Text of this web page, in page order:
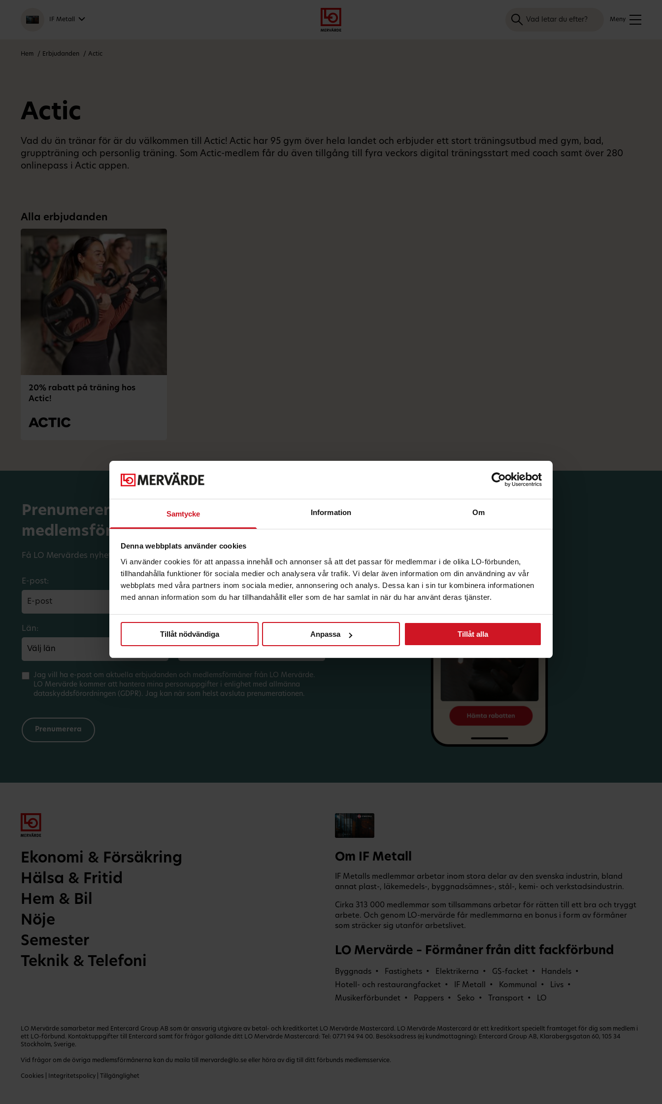
Samtycke Information Om
Denna webbplats använder cookies
Vi använder cookies för att anpassa innehåll och annonser så att det passar för medlemmar i de olika LO-förbunden,
tillhandahålla funktioner för sociala medier och analysera vår trafik. Vi delar även information om din användning av vår
webbplats med våra partners inom sociala medier, annonsering och analys. Dessa kan i sin tur kombinera informationen
med annan information som du har tillhandahållit eller som de har samlat in när du har använt deras tjänster.
Tillåt nödvändiga Anpassa Tillåt alla
till
meny
in
till
innehåll
IF Metall Meny
Sök
Hem Erbjudanden Actic
Actic
Vad du än tränar för är du välkommen till Actic! Actic har 95 gym över hela landet och erbjuder ett stort träningsutbud med gym, bad,
gruppträning och personlig träning. Som Actic-medlem får du även tillgång till fyra veckors digital träningsstart med coach samt över 280
onlinepass i Actic appen.
Alla erbjudanden
20% rabatt på träning hos
Actic!
Prenumerera på dina
medlemsförmåner.
Få LO Mervärdes nyhetsbrev varje månad till din inkorg.
E-post:
Län:
Jag vill ha e-post om aktuella erbjudanden och medlemsförmåner från LO Mervärde.
LO Mervärde kommer att hantera mina personuppgifter i enlighet med allmänna
dataskyddsförordningen (GDPR). Jag kan när som helst avsluta prenumerationen.
Ekonomi & Försäkring
Hälsa & Fritid
Hem & Bil
Nöje
Semester
Teknik & Telefoni
Om IF Metall
IF Metalls medlemmar arbetar inom stora delar av den svenska industrin, bland
annat plast-, läkemedels-, byggnadsämnes-, stål-, kemi- och verkstadsindustrin.
Cirka 313 000 medlemmar som tillsammans arbetar för rätten till ett bra och tryggt
arbete. Och genom LO-mervärde får medlemmarna en bonus i form av förmåner
som sträcker sig utanför arbetslivet.
LO Mervärde – Förmåner från ditt fackförbund
Byggnads Fastighets Elektrikerna GS-facket
Handels
Hotell- och restaurangfacket
IF Metall Kommunal
Livs
Musikerförbundet
Pappers Seko Transport LO
LO Mervärde samarbetar med Entercard Group AB som är ansvarig utgivare av betal- och kreditkortet LO Mervärde Mastercard. LO Mervärde Mastercard är ett kreditkort speciellt framtaget för dig som medlem i
ett LO-förbund. Kontaktuppgifter till Entercard samt för frågor gällande ditt LO Mervärde Mastercard: Tel: 0771 94 94 00. Besöksadress (ej kundmottagning): Entercard Group AB, Klarabergsgatan 60, 105 34
Stockholm, Sverige.
Vid frågor om de övriga medlemsförmånerna kan du maila till mervarde@lo.se eller höra av dig till ditt förbunds medlemsservice.
Cookies Integritetspolicy Tillgänglighet